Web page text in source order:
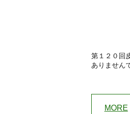
第１２０回
ありません
MORE